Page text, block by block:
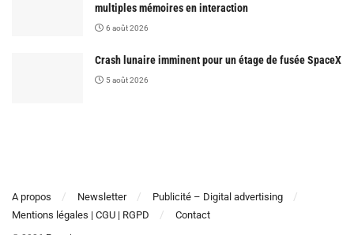
multiples mémoires en interaction
6 août 2026
Crash lunaire imminent pour un étage de fusée SpaceX
5 août 2026
A propos Newsletter
Publicité – Digital advertising
Mentions légales | CGU | RGPD
Contact